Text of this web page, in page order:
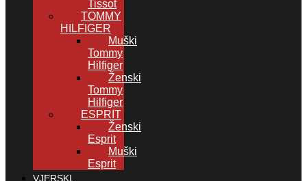
Tissot
TOMMY
HILFIGER
Muški
Tommy
Hilfiger
Ženski
Tommy
Hilfiger
ESPRIT
Ženski
Esprit
Muški
Esprit
VJERSKI